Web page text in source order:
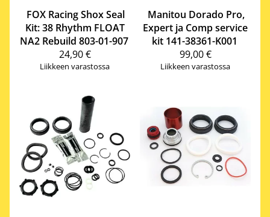
FOX Racing Shox Seal
Kit: 38 Rhythm FLOAT
NA2 Rebuild 803-01-907
24,90 €
Liikkeen varastossa
Manitou Dorado Pro,
Expert ja Comp service
kit 141-38361-K001
99,00 €
Liikkeen varastossa